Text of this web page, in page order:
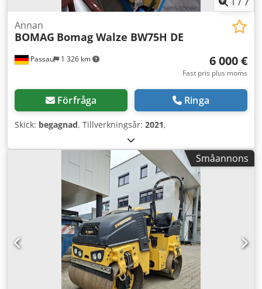
Passau 1 326 km
Annan
BOMAG Bomag Walze BW75H DE
6 000 €
Fast pris plus moms
Förfråga Ringa
Skick: begagnad, Tillverkningsår: 2021,
Småannons